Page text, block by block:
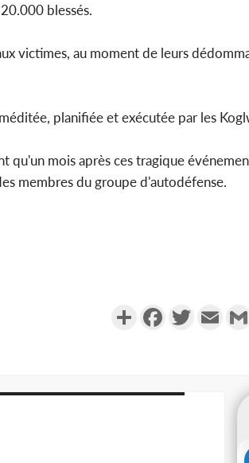
blessés.
victimes, au moment de leurs
planifiée et exécutée par les
qu'un mois après ces tragique
membres du groupe d'autodéfense.
PartagerFacebookTwitterEmail